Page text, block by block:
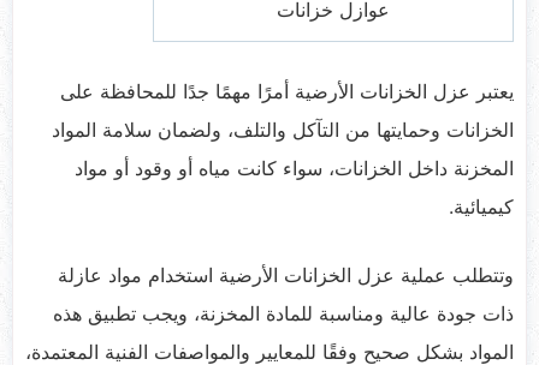
عوازل خزانات
يعتبر عزل الخزانات الأرضية أمرًا مهمًا جدًا للمحافظة على
الخزانات وحمايتها من التآكل والتلف، ولضمان سلامة المواد
المخزنة داخل الخزانات، سواء كانت مياه أو وقود أو مواد
كيميائية.
وتتطلب عملية عزل الخزانات الأرضية استخدام مواد عازلة
ذات جودة عالية ومناسبة للمادة المخزنة، ويجب تطبيق هذه
المواد بشكل صحيح وفقًا للمعايير والمواصفات الفنية المعتمدة،